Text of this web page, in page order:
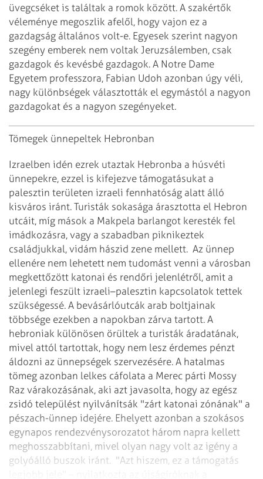
üvegcséket is találtak a romok között. A szakértők
véleménye megoszlik afelől, hogy vajon ez a
gazdagság általános volt-e. Egyesek szerint nagyon
szegény emberek nem voltak Jeruzsálemben, csak
gazdagok és kevésbé gazdagok. A Notre Dame
Egyetem professzora, Fabian Udoh azonban úgy véli,
nagy különbségek választották el egymástól a nagyon
gazdagokat és a nagyon szegényeket.
Tömegek ünnepeltek Hebronban
Izraelben idén ezrek utaztak Hebronba a húsvéti
ünnepekre, ezzel is kifejezve támogatásukat a
palesztin területen izraeli fennhatóság alatt álló
kisváros iránt. Turisták sokasága árasztotta el Hebron
utcáit, míg mások a Makpela barlangot keresték fel
imádkozásra, vagy a szabadban piknikeztek
családjukkal, vidám hászid zene mellett. Az ünnep
ellenére nem lehetett nem tudomást venni a városban
megkettőzött katonai és rendőri jelenlétről, amit a
jelenlegi feszült izraeli–palesztin kapcsolatok tettek
szükségessé. A bevásárlóutcák arab boltjainak
többsége ezekben a napokban zárva tartott. A
hebroniak különösen örültek a turisták áradatának,
mivel attól tartottak, hogy nem lesz érdemes pénzt
áldozni az ünnepségek szervezésére. A hatalmas
tömeg azonban lelkes cáfolata a Merec párti Mossy
Raz várakozásának, aki azt javasolta, hogy az egész
zsidó települést nyilvánítsák "zárt katonai zónának" a
pészach-ünnep idejére. Ehelyett azonban a szokásos
egynapos rendezvénysorozatot három napra kellett
meghosszabbítani, mivel olyan nagy volt az igény a
golyóálló buszok iránt. "Azt hiszem, ez a támogatás